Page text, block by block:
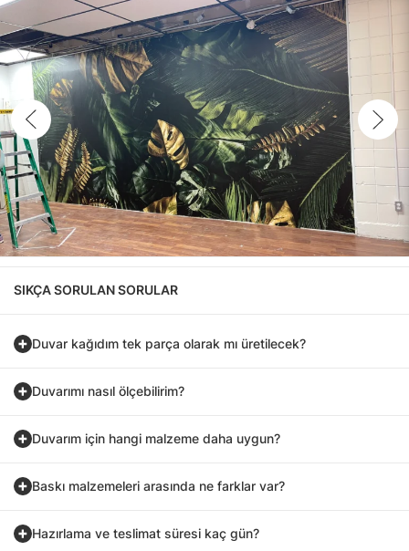
SIKÇA SORULAN SORULAR
Duvar kağıdım tek parça olarak mı üretilecek?
Duvarımı nasıl ölçebilirim?
Duvarım için hangi malzeme daha uygun?
Baskı malzemeleri arasında ne farklar var?
Hazırlama ve teslimat süresi kaç gün?